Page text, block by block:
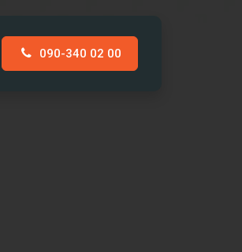
090-340 02 00